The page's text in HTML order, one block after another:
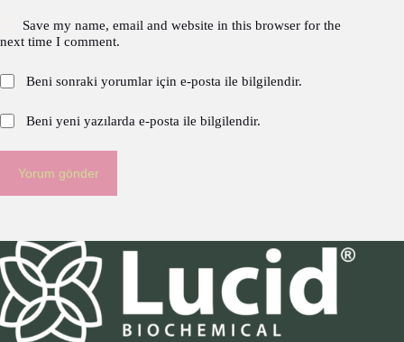
Save my name, email and website in this browser for the
next time I comment.
Beni sonraki yorumlar için e-posta ile bilgilendir.
Beni yeni yazılarda e-posta ile bilgilendir.
Yorum gönder